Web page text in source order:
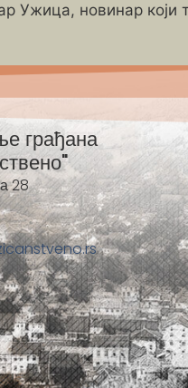
Ужица, новинар који
грађана
28